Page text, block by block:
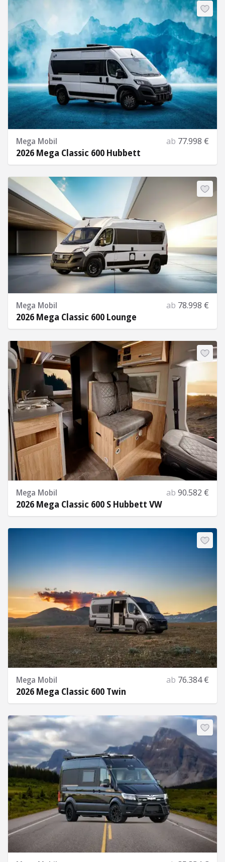
Mega Mobil ab 77.998 €
2026 Mega Classic 600 Hubbett
Mega Mobil ab 78.998 €
2026 Mega Classic 600 Lounge
Mega Mobil ab 90.582 €
2026 Mega Classic 600 S Hubbett VW
Mega Mobil ab 76.384 €
2026 Mega Classic 600 Twin